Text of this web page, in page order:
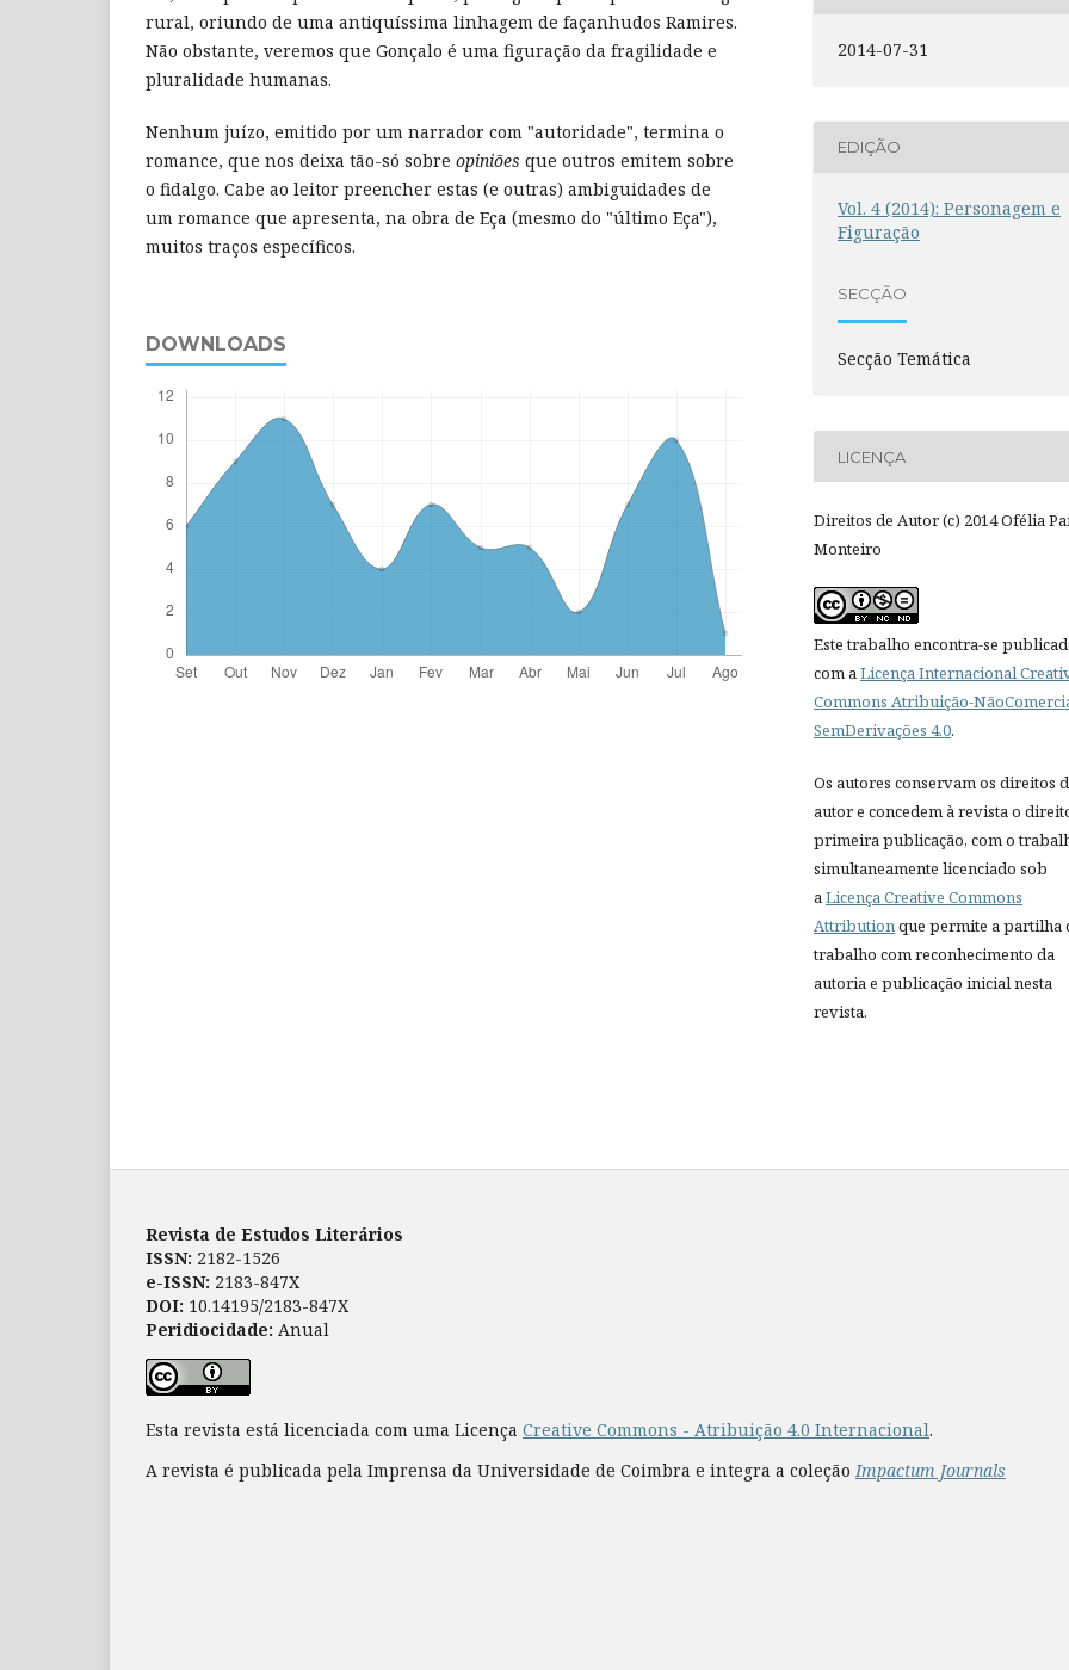
rural, oriundo de uma antiquíssima linhagem de façanhudos Ramires.
Não obstante, veremos que Gonçalo é uma figuração da fragilidade e
pluralidade humanas.
Nenhum juízo, emitido por um narrador com "autoridade", termina o
romance, que nos deixa tão-só sobre opiniões que outros emitem sobre
o fidalgo. Cabe ao leitor preencher estas (e outras) ambiguidades de
um romance que apresenta, na obra de Eça (mesmo do "último Eça"),
muitos traços específicos.
DOWNLOADS
2014-07-31
EDIÇÃO
Vol. 4 (2014): Personagem e
Figuração
SECÇÃO
Secção Temática
LICENÇA
Direitos de Autor (c) 2014 Ofélia
Monteiro
Este trabalho encontra-se
com aLicença Internacional
Commons Atribuição-
SemDerivações 4.0.
Os autores conservam os direitos
autor e concedem à revista o
primeira publicação, com o
simultaneamente licenciado sob
aLicença Creative Commons
Attributionque permite a partilha
trabalho com reconhecimento da
autoria e publicação inicial nesta
revista.
Revista de Estudos Literários
ISSN: 2182-1526
e-ISSN: 2183-847X
DOI: 10.14195/2183-847X
Peridiocidade: Anual
Esta revista está licenciada com uma Licença Creative Commons - Atribuição 4.0 Internacional.
A revista é publicada pela Imprensa da Universidade de Coimbra e integra a coleçãoImpactum Journals